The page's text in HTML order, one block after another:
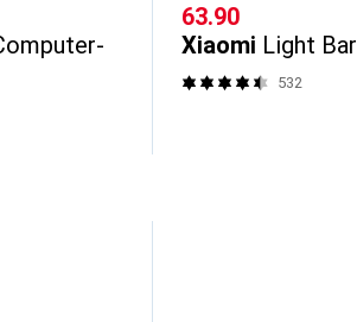
CHF
63.90
Xiaomi Light Bar
532